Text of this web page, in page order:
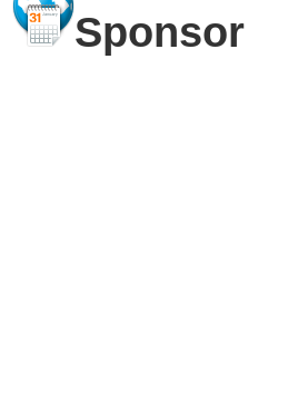
Sponsor